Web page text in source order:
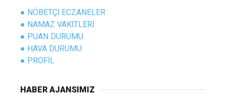
● NÖBETÇİ ECZANELER
● NAMAZ VAKİTLERİ
● PUAN DURUMU
● HAVA DURUMU
● PROFİL
HABER AJANSIMIZ